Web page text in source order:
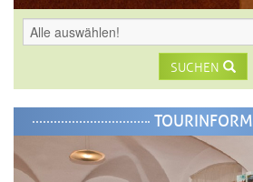
SUCHEN
TOURINFORM